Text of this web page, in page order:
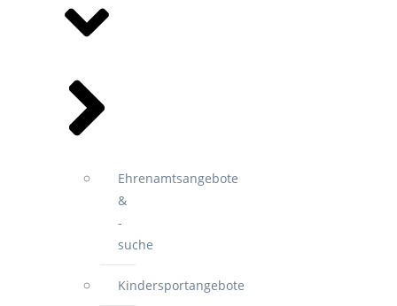
Ehrenamtsangebote
&
-
suche
Kindersportangebote